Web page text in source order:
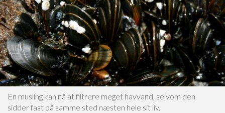
En musling kan nå at filtrere meget havvand, selvom den
sidder fast på samme sted næsten hele sit liv.